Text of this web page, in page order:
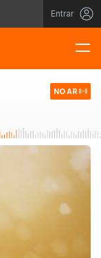
Entrar
NO AR